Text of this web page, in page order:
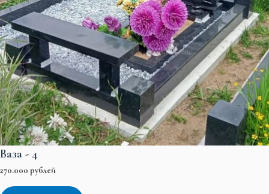
Ваза - 4
270.000 рублей